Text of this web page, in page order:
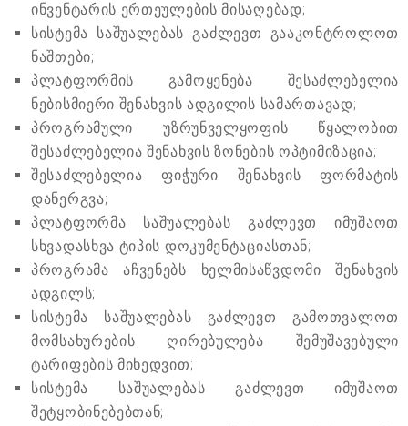
ინვენტარის ერთეულების მისაღებად;
სისტემა საშუალებას გაძლევთ გააკონტროლოთ
ნაშთები;
პლატფორმის გამოყენება შესაძლებელია
ნებისმიერი შენახვის ადგილის სამართავად;
პროგრამული უზრუნველყოფის წყალობით
შესაძლებელია შენახვის ზონების ოპტიმიზაცია;
შესაძლებელია ფიჭური შენახვის ფორმატის
დანერგვა;
პლატფორმა საშუალებას გაძლევთ იმუშაოთ
სხვადასხვა ტიპის დოკუმენტაციასთან;
პროგრამა აჩვენებს ხელმისაწვდომი შენახვის
ადგილს;
სისტემა საშუალებას გაძლევთ გამოთვალოთ
მომსახურების ღირებულება შემუშავებული
ტარიფების მიხედვით;
სისტემა საშუალებას გაძლევთ იმუშაოთ
შეტყობინებებთან;